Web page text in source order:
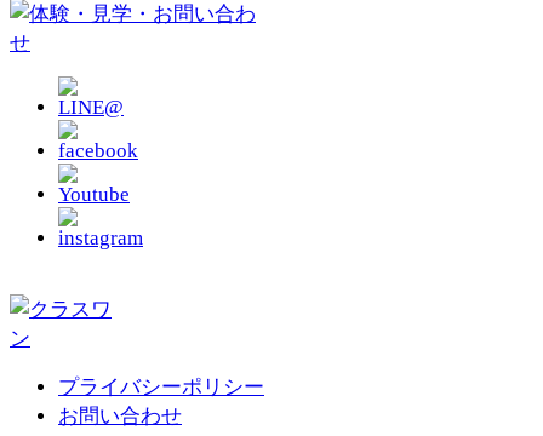
プライバシーポリシー
お問い合わせ